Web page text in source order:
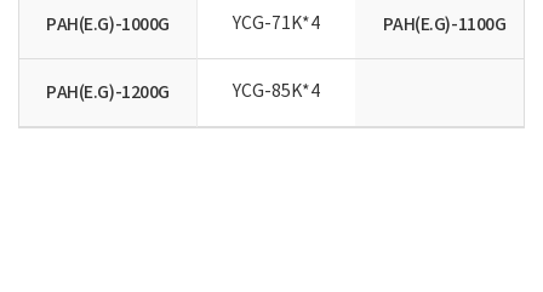
PAH(E.G)-1000G YCG-71K*4 PAH(E.G)-1100G
PAH(E.G)-1200G YCG-85K*4